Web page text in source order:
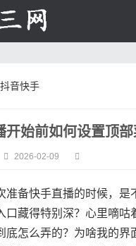
抖音快手
开始前如何设置顶
2026-02-09
准备快手直播的时候，是
口藏得特别深？心里嘀咕
底怎么弄的？为啥我的界